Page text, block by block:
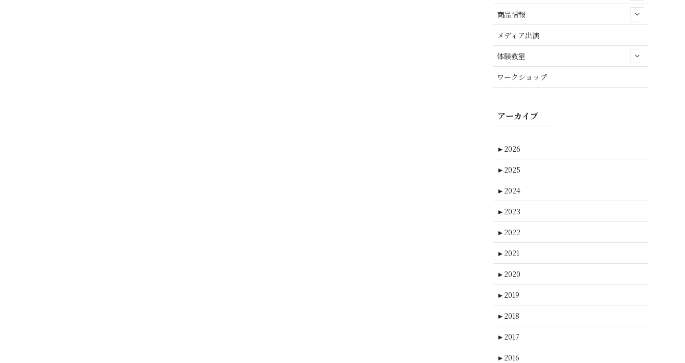
商品情報
メディア出演
体験教室
ワークショップ
アーカイブ
► 2026
► 2025
► 2024
► 2023
► 2022
► 2021
► 2020
► 2019
► 2018
► 2017
► 2016